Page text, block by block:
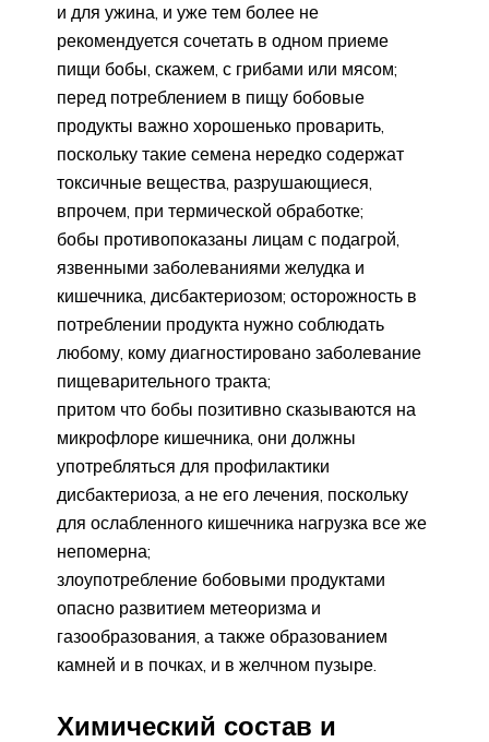
и для ужина, и уже тем более не
рекомендуется сочетать в одном приеме
пищи бобы, скажем, с грибами или мясом;
перед потреблением в пищу бобовые
продукты важно хорошенько проварить,
поскольку такие семена нередко содержат
токсичные вещества, разрушающиеся,
впрочем, при термической обработке;
бобы противопоказаны лицам с подагрой,
язвенными заболеваниями желудка и
кишечника, дисбактериозом; осторожность в
потреблении продукта нужно соблюдать
любому, кому диагностировано заболевание
пищеварительного тракта;
притом что бобы позитивно сказываются на
микрофлоре кишечника, они должны
употребляться для профилактики
дисбактериоза, а не его лечения, поскольку
для ослабленного кишечника нагрузка все же
непомерна;
злоупотребление бобовыми продуктами
опасно развитием метеоризма и
газообразования, а также образованием
камней и в почках, и в желчном пузыре.
Химический состав и